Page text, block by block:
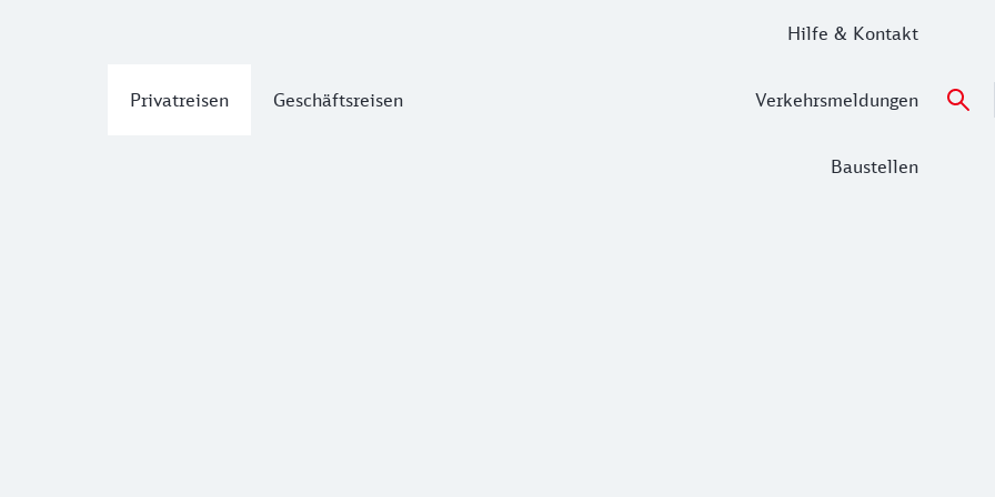
Privatreisen Geschäftsreisen
Hilfe & Kontakt
Verkehrsmeldungen
Baustellen